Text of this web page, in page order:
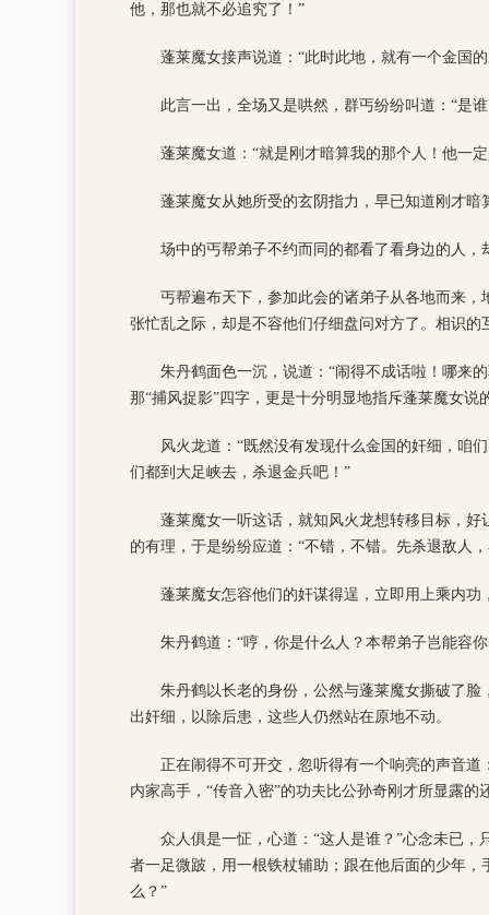
他，那也就不必追究了！”
蓬莱魔女接声说道：“此时此地，就有一个金国
此言一出，全场又是哄然，群丐纷纷叫道：“是
蓬莱魔女道：“就是刚才暗算我的那个人！他一
蓬莱魔女从她所受的玄阴指力，早已知道刚才暗
场中的丐帮弟子不约而同的都看了看身边的人
丐帮遍布天下，参加此会的诸弟子从各地而来
张忙乱之际，却是不容他们仔细盘问对方了。相识
朱丹鹤面色一沉，说道：“闹得不成话啦！哪来
那“捕风捉影”四字，更是十分明显地指斥蓬莱魔女说
风火龙道：“既然没有发现什么金国的奸细，咱
们都到大足峡去，杀退金兵吧！”
蓬莱魔女一听这话，就知风火龙想转移目标，
的有理，于是纷纷应道：“不错，不错。先杀退敌人
蓬莱魔女怎容他们的奸谋得逞，立即用上乘内
朱丹鹤道：“哼，你是什么人？本帮弟子岂能容
朱丹鹤以长老的身份，公然与蓬莱魔女撕破了
出奸细，以除后患，这些人仍然站在原地不动。
正在闹得不可开交，忽听得有一个响亮的声音
内家高手，“传音入密”的功夫比公孙奇刚才所显露的
众人俱是一怔，心道：“这人是谁？”心念未已
者一足微跛，用一根铁杖辅助；跟在他后面的少年
么？”